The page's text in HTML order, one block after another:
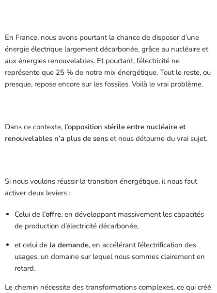
En France, nous avons pourtant la chance de disposer d’une
énergie électrique largement décarbonée, grâce au nucléaire et
aux énergies renouvelables. Et pourtant, l’électricité ne
représente que 25 % de notre mix énergétique. Tout le reste, ou
presque, repose encore sur les fossiles. Voilà le vrai problème.
Dans ce contexte, l’opposition stérile entre nucléaire et
renouvelables n’a plus de sens et nous détourne du vrai sujet.
Si nous voulons réussir la transition énergétique, il nous faut
activer deux leviers :
Celui de l’offre, en développant massivement les capacités
de production d’électricité décarbonée,
et celui de la demande, en accélérant l’électrification des
usages, un domaine sur lequel nous sommes clairement en
retard.
Le chemin nécessite des transformations complexes, ce qui créé